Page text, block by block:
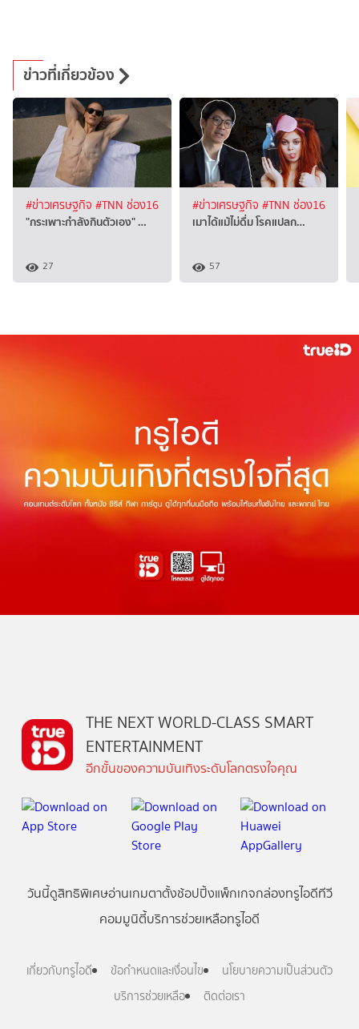
ข่าวที่เกี่ยวข้อง
#ข่าวเศรษฐกิจ #TNN ช่อง16
"กระเพาะกำลังกินตัวเอง" …
27
#ข่าวเศรษฐกิจ #TNN ช่อง16
เมาได้แม้ไม่ดื่ม โรคแปลก…
57
THE NEXT WORLD-CLASS SMART
ENTERTAINMENT
อีกขั้นของความบันเทิงระดับโลกตรงใจคุณ
วันนี้ดูสิทธิพิเศษอ่านเกมตาตั้งช้อปปิ้งแพ็กเกจกล่องทรูไอดีทีวี
คอมมูนิตี้บริการช่วยเหลือทรูไอดี
เกี่ยวกับทรูไอดี ข้อกำหนดและเงื่อนไข
นโยบายความเป็นส่วนตัว
บริการช่วยเหลือ
ติดต่อเรา